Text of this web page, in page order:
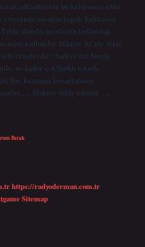
adlandırılan bu kelimenin tıbbi
yaranın kapalı kalmasını
Tıbbi alanda, terzilerin kullandığı
kullanılır. Dikişte iki tür dikiş
nelerdir? Sadece bir büzgü
ne kadar çok farklı teknik
Bu, kumaşın kenarlarının
… Makine dikiş tekniği. …
Bırak
https://radyoderman.com.tr
Sitemap